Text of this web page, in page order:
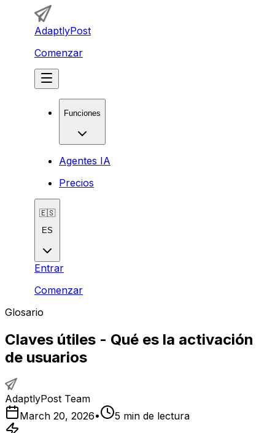
AdaptlyPost
Comenzar
Funciones
Agentes IA
Precios
🇪🇸
ES
Entrar
Comenzar
Glosario
Claves útiles - Qué es la activación
de usuarios
AdaptlyPost Team
March 20, 2026• 5 min de lectura